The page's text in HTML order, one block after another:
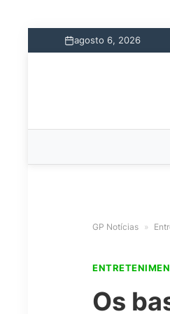
agosto 6, 2026
GP Notícias »
Os